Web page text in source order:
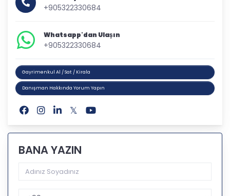
+905322330684
Whatsapp'dan Ulaşın
+905322330684
Gayrimenkul Al / Sat / Kirala
Danışman Hakkında Yorum Yapın
BANA YAZIN
Telefon Kodu